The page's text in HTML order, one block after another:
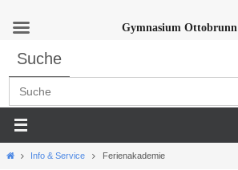
Inhalt
springen
Suche
Search
for:
StartInfo & Service Ferienakademie
Gymnasium Ottobrunn